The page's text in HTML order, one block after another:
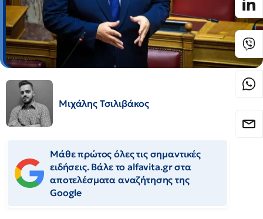
Μιχάλης Τσιλιβάκος
Μάθε πρώτος όλες τις σημαντικές
ειδήσεις. Βάλε το alfavita.gr στα
αποτελέσματα αναζήτησης της
Google